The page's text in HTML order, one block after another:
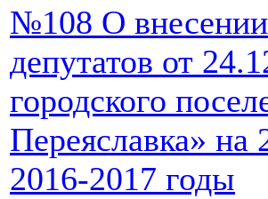
№108 О
депутатов от
городского
Переяславка» на
2016-2017 годы